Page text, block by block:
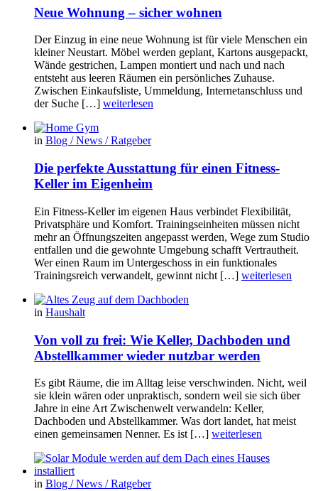
Neue Wohnung – sicher wohnen
Der Einzug in eine neue Wohnung ist für viele Menschen ein
kleiner Neustart. Möbel werden geplant, Kartons ausgepackt,
Wände gestrichen, Lampen montiert und nach und nach
entsteht aus leeren Räumen ein persönliches Zuhause.
Zwischen Einkaufsliste, Ummeldung, Internetanschluss und
der Suche […] weiterlesen
in Blog / News / Ratgeber
Die perfekte Ausstattung für einen Fitness-
Keller im Eigenheim
Ein Fitness-Keller im eigenen Haus verbindet Flexibilität,
Privatsphäre und Komfort. Trainingseinheiten müssen nicht
mehr an Öffnungszeiten angepasst werden, Wege zum Studio
entfallen und die gewohnte Umgebung schafft Vertrautheit.
Wer einen Raum im Untergeschoss in ein funktionales
Trainingsreich verwandelt, gewinnt nicht […] weiterlesen
in Haushalt
Von voll zu frei: Wie Keller, Dachboden und
Abstellkammer wieder nutzbar werden
Es gibt Räume, die im Alltag leise verschwinden. Nicht, weil
sie klein wären oder unpraktisch, sondern weil sie sich über
Jahre in eine Art Zwischenwelt verwandeln: Keller,
Dachboden und Abstellkammer. Was dort landet, hat meist
einen gemeinsamen Nenner. Es ist […] weiterlesen
in Blog / News / Ratgeber